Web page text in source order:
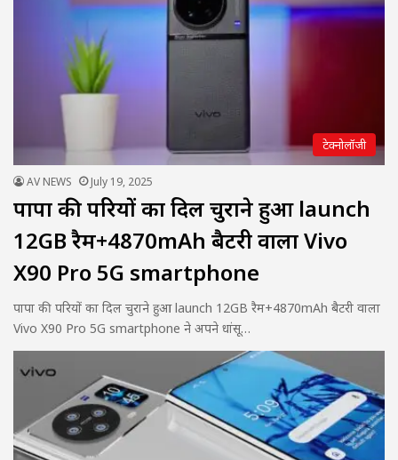
टेक्नोलॉजी
AV NEWS July 19, 2025
पापा की परियों का दिल चुराने हुआ launch
12GB रैम+4870mAh बैटरी वाला Vivo
X90 Pro 5G smartphone
पापा की परियों का दिल चुराने हुआ launch 12GB रैम+4870mAh बैटरी वाला
Vivo X90 Pro 5G smartphone ने अपने धांसू…